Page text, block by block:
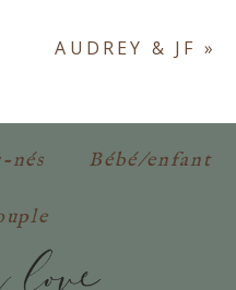
publié ou partagé.
AUDREY & JF »
nés Bébé/enfant